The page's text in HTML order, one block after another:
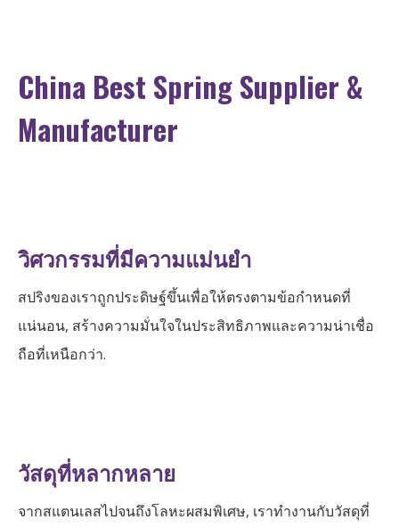
China Best Spring Supplier &
Manufacturer
วิศวกรรมที่มีความแม่นยำ
สปริงของเราถูกประดิษฐ์ขึ้นเพื่อให้ตรงตามข้อกำหนดที่
แน่นอน, สร้างความมั่นใจในประสิทธิภาพและความน่าเชื่อ
ถือที่เหนือกว่า.
วัสดุที่หลากหลาย
จากสแตนเลสไปจนถึงโลหะผสมพิเศษ, เราทำงานกับวัสดุที่